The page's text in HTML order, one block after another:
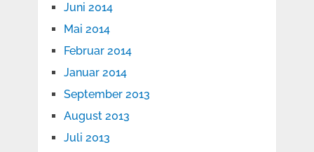
Juni 2014
Mai 2014
Februar 2014
Januar 2014
September 2013
August 2013
Juli 2013